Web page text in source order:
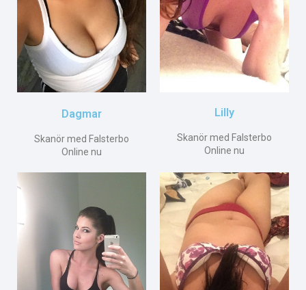
Dagmar
Skanör med Falsterbo
Online nu
Lilly
Skanör med Falsterbo
Online nu